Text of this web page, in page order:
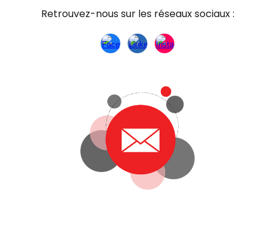
Retrouvez-nous sur les réseaux sociaux :